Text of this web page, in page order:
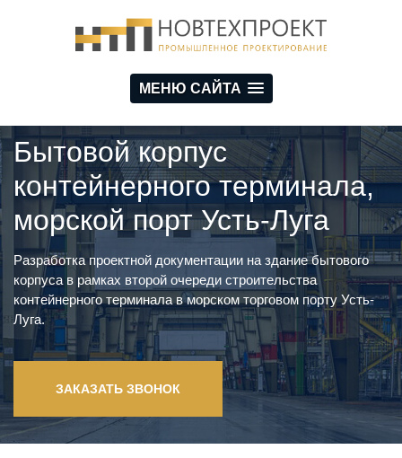
МЕНЮ САЙТА
Бытовой корпус
контейнерного терминала,
морской порт Усть-Луга
Разработка проектной документации на здание бытового
корпуса в рамках второй очереди строительства
контейнерного терминала в морском торговом порту Усть-
Луга.
ЗАКАЗАТЬ ЗВОНОК